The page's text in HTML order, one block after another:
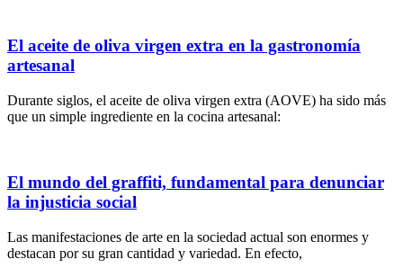
El aceite de oliva virgen extra en la gastronomía
artesanal
Durante siglos, el aceite de oliva virgen extra (AOVE) ha sido más
que un simple ingrediente en la cocina artesanal:
El mundo del graffiti, fundamental para denunciar
la injusticia social
Las manifestaciones de arte en la sociedad actual son enormes y
destacan por su gran cantidad y variedad. En efecto,